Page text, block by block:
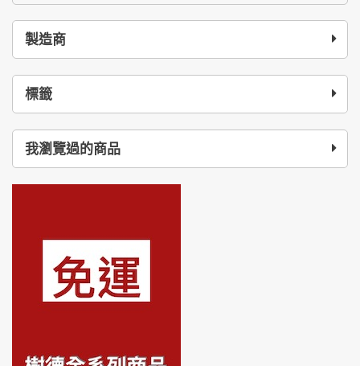
製造商
標籤
我瀏覽過的商品